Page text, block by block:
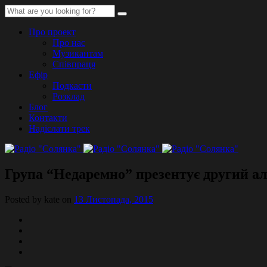
Про проект
Про нас
Музикантам
Співпраця
Ефір
Подкасти
Розклад
Блог
Контакти
Надіслати трек
Група “Недаремно” презентує другий
Posted by kate on 13 Листопада, 2015